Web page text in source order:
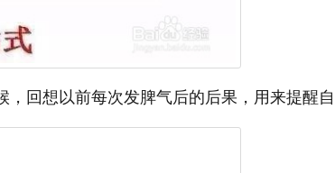
，回想以前每次发脾气后的后果，用来提醒